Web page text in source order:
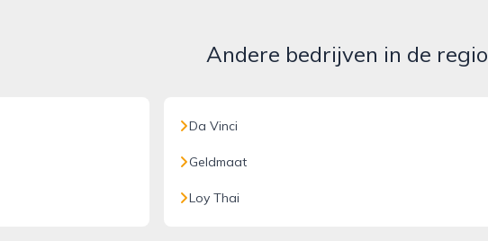
Andere bedrijven in de regio
Da Vinci
Geldmaat
Loy Thai